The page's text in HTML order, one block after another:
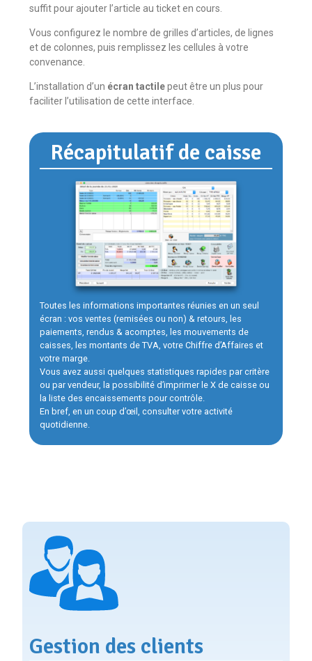
suffit pour ajouter l’article au ticket en cours.
Vous configurez le nombre de grilles d’articles, de lignes
et de colonnes, puis remplissez les cellules à votre
convenance.
L’installation d’un écran tactilepeut être un plus pour
faciliter l’utilisation de cette interface.
Récapitulatif de caisse
Toutes les informations importantes réunies en un seul
écran : vos ventes (remisées ou non) & retours, les
paiements, rendus & acomptes, les mouvements de
caisses, les montants de TVA, votre Chiffre d’Affaires et
votre marge.
Vous avez aussi quelques statistiques rapides par critère
ou par vendeur, la possibilité d’imprimer le X de caisse ou
la liste des encaissements pour contrôle.
En bref, en un coup d’œil, consulter votre activité
quotidienne.
Gestion des clients